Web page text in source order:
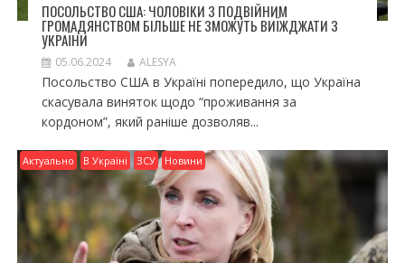
ПОСОЛЬСТВО США: ЧОЛОВІКИ З ПОДВІЙНИМ
ГРОМАДЯНСТВОМ БІЛЬШЕ НЕ ЗМОЖУТЬ ВИЇЖДЖАТИ З
УКРАЇНИ
05.06.2024 ALESYA
Посольство США в Україні попередило, що Україна
скасувала виняток щодо “проживання за
кордоном”, який раніше дозволяв...
Актуально В Україні ЗСУ Новини